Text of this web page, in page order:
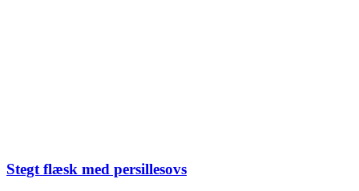
Stegt flæsk med persillesovs